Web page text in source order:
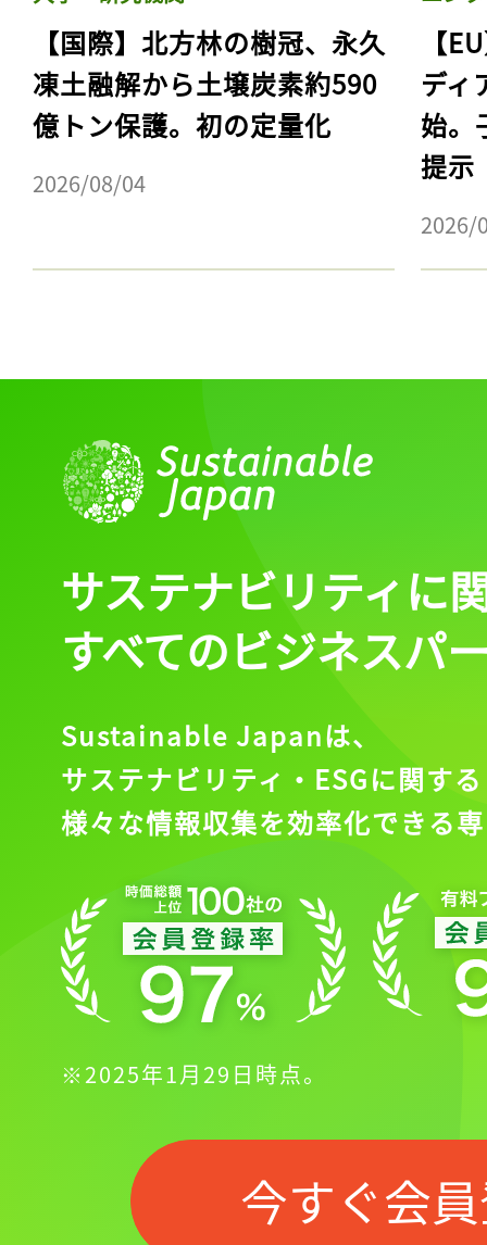
【国際】北方林の樹冠、永久
凍土融解から土壌炭素約590
億トン保護。初の定量化
2026/08/04
【
ディ
始。
提示
2026/
記事をお気に入り
ログインが
ログ
会員
サステナビリティに
すべてのビジネスパ
Sustainable Japanは、
サステナビリティ・ESGに関する
様々な情報収集を効率化できる
※2025年1月29日時点。
今すぐ会